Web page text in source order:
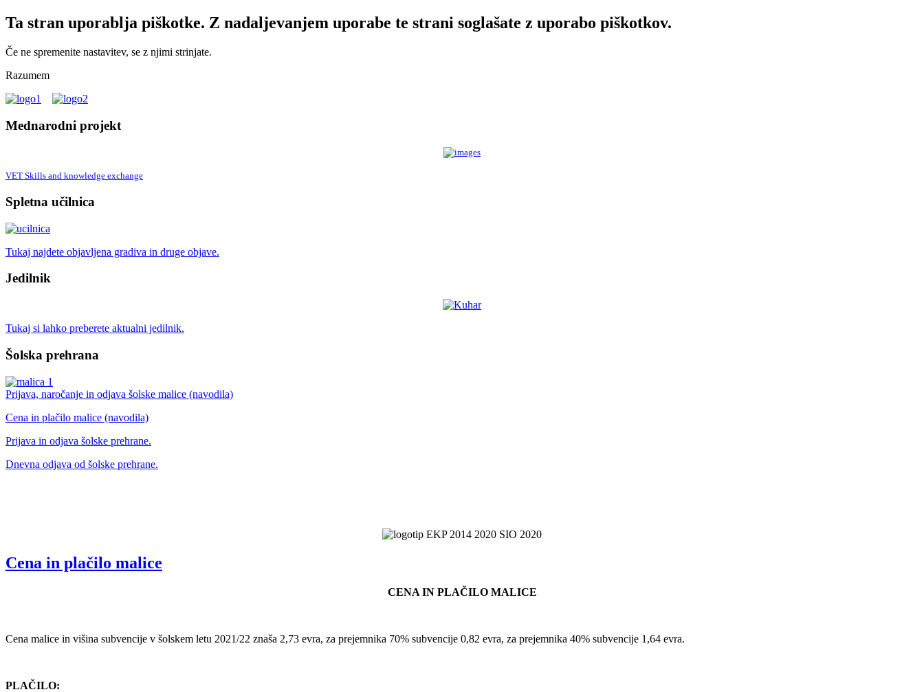
Ta stran uporablja piškotke. Z nadaljevanjem uporabe te strani soglašate z uporabo piškotkov.
Če ne spremenite nastavitev, se z njimi strinjate.
Razumem
Mednarodni projekt
VET Skills and knowledge exchange
Spletna učilnica
Tukaj najdete objavljena gradiva in druge objave.
Jedilnik
Tukaj si lahko preberete aktualni jedilnik.
Šolska prehrana
Prijava, naročanje in odjava šolske malice (navodila)
Cena in plačilo malice (navodila)
Prijava in odjava šolske prehrane.
Dnevna odjava od šolske prehrane.
Cena in plačilo malice
CENA IN PLAČILO MALICE
Cena malice in višina subvencije v šolskem letu 2021/22 znaša 2,73 evra, za prejemnika 70% subvencije 0,82 evra, za prejemnika 40% subvencije 1,64 evra.
PLAČILO: